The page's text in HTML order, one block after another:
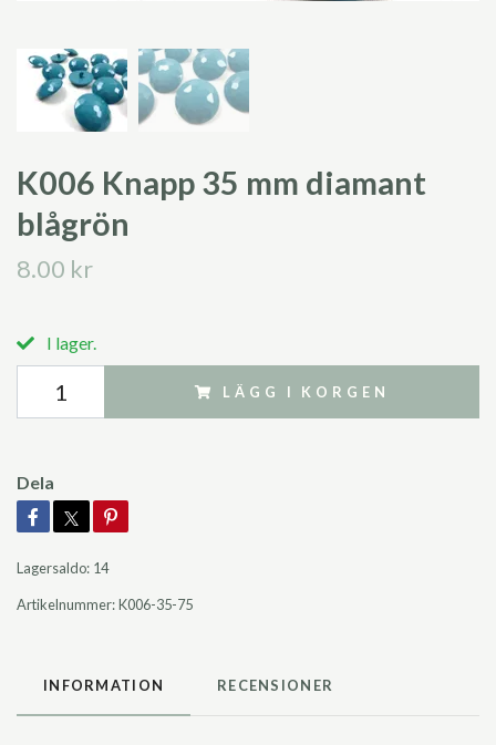
K006 Knapp 35 mm diamant
blågrön
8.00 kr
I lager.
LÄGG I KORGEN
Dela
Lagersaldo: 14
Artikelnummer:K006-35-75
INFORMATION RECENSIONER